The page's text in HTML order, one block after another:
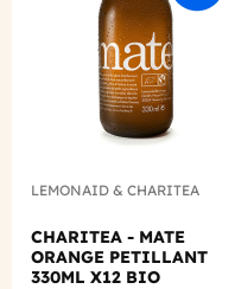
LEMONAID & CHARITEA
CHARITEA - MATE
ORANGE PETILLANT
330ML X12 BIO